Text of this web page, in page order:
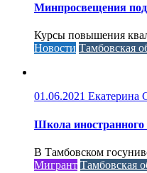
Минпросвещения
Курсы повышения
Новости Тамбовская
01.06.2021 Екатерина
Школа иностранного
В Тамбовском
Мигрант Тамбовская